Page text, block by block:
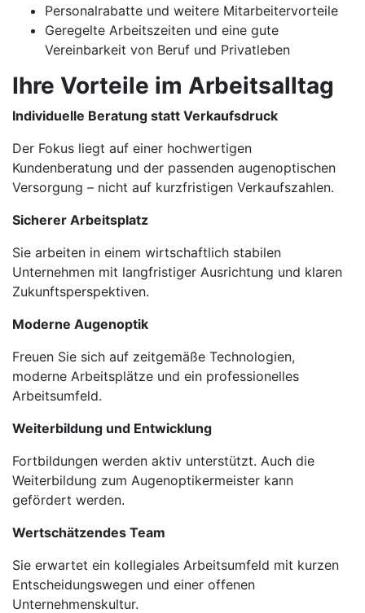
Personalrabatte und weitere Mitarbeitervorteile
Geregelte Arbeitszeiten und eine gute
Vereinbarkeit von Beruf und Privatleben
Ihre Vorteile im Arbeitsalltag
Individuelle Beratung statt Verkaufsdruck
Der Fokus liegt auf einer hochwertigen
Kundenberatung und der passenden augenoptischen
Versorgung – nicht auf kurzfristigen Verkaufszahlen.
Sicherer Arbeitsplatz
Sie arbeiten in einem wirtschaftlich stabilen
Unternehmen mit langfristiger Ausrichtung und klaren
Zukunftsperspektiven.
Moderne Augenoptik
Freuen Sie sich auf zeitgemäße Technologien,
moderne Arbeitsplätze und ein professionelles
Arbeitsumfeld.
Weiterbildung und Entwicklung
Fortbildungen werden aktiv unterstützt. Auch die
Weiterbildung zum Augenoptikermeister kann
gefördert werden.
Wertschätzendes Team
Sie erwartet ein kollegiales Arbeitsumfeld mit kurzen
Entscheidungswegen und einer offenen
Unternehmenskultur.